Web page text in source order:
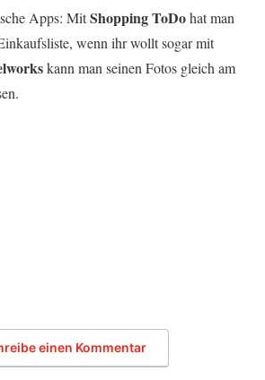
Apps: MitShopping ToDohat man
wenn ihr wollt sogar mit
kann man seinen Fotos gleich am
einen Kommentar